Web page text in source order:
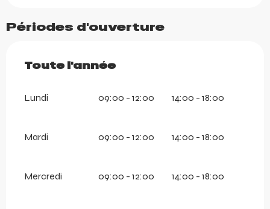
Périodes d'ouverture
Toute l'année
Toute l'année
Lundi 09:00 - 12:00 14:00 - 18:00
Mardi 09:00 - 12:00 14:00 - 18:00
Mercredi 09:00 - 12:00 14:00 - 18:00